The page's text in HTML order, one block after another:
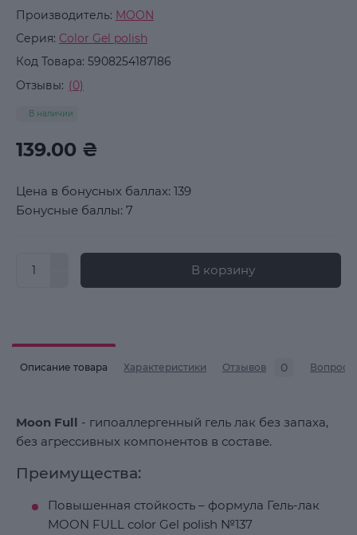
Производитель: MOON
Серия: Color Gel polish
Код Товара: 5908254187186
Отзывы: (0)
В наличии
139.00 ₴
Цена в бонусных баллах: 139
Бонусные баллы: 7
В корзину
Описание товара Характеристики Отзывов 0 Вопросы
Moon Full - гипоаллергенный гель лак без запаха,
без агрессивных компонентов в составе.
Преимущества:
Повышенная стойкость – формула Гель-лак
MOON FULL color Gel polish №137